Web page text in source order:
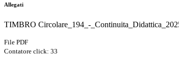
Allegati
TIMBRO Circolare_194_-
File PDF
Contatore click: 33